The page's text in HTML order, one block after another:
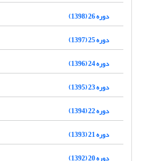
دوره 26 (1398)
دوره 25 (1397)
دوره 24 (1396)
دوره 23 (1395)
دوره 22 (1394)
دوره 21 (1393)
دوره 20 (1392)